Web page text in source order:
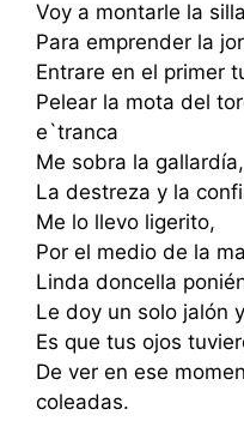
Voy a montarle la
Para emprender la
Entrare en el primer
Pelear la mota del
e`tranca
Me sobra la
La destreza y la
Me lo llevo ligerito,
Por el medio de la
Linda doncella
Le doy un solo jalón
Es que tus ojos
De ver en ese
coleadas.